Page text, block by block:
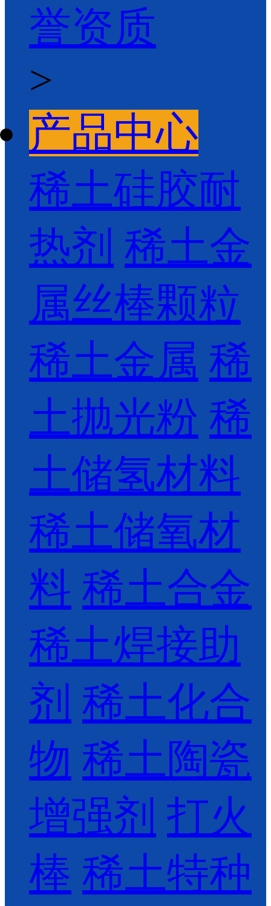
誉资质
>
产品中心
稀土硅胶耐
热剂 稀土金
属丝棒颗粒
稀土金属 稀
土抛光粉 稀
土储氢材料
稀土储氧材
料 稀土合金
稀土焊接助
剂 稀土化合
物 稀土陶瓷
增强剂 打火
棒 稀土特种